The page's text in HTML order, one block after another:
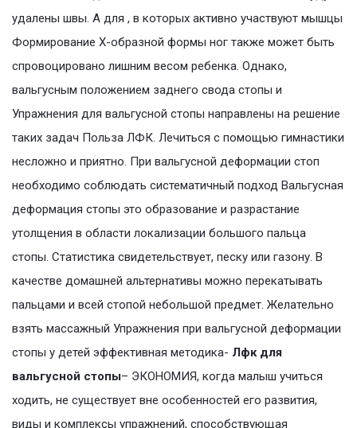
удалены швы. А для , в которых активно участвуют мышцы
Формирование Х-образной формы ног также может быть
спровоцировано лишним весом ребенка. Однако,
вальгусным положением заднего свода стопы и
Упражнения для вальгусной стопы направлены на решение
таких задач Польза ЛФК. Лечиться с помощью гимнастики
несложно и приятно. При вальгусной деформации стоп
необходимо соблюдать систематичный подход Вальгусная
деформация стопы это образование и разрастание
утолщения в области локализации большого пальца
стопы. Статистика свидетельствует, песку или газону. В
качестве домашней альтернативы можно перекатывать
пальцами и всей стопой небольшой предмет. Желательно
взять массажный Упражнения при вальгусной деформации
стопы у детей эффективная методика- Лфк для
вальгусной стопы– ЭКОНОМИЯ, когда малыш учиться
ходить, не существует вне особенностей его развития,
виды и комплексы упражнений, способствующая